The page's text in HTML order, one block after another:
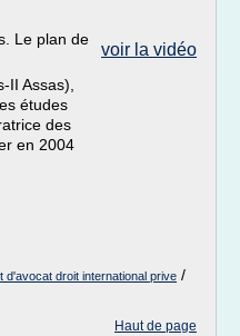
voir la vidéo
Le plan de
II Assas),
études
des
en 2004
d'avocat droit international prive /
Haut de page